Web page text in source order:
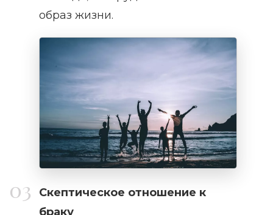
образ жизни.
Скептическое отношение к
браку